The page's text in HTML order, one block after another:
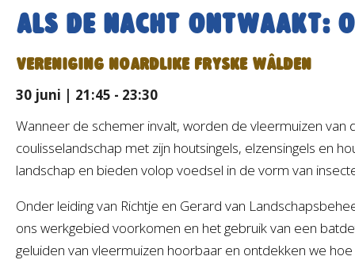
Als de nacht ontwaakt:
VERENIGING NOARDLIKE FRYSKE WÂLDEN
30 juni | 21:45 - 23:30
Wanneer de schemer invalt, worden de vleermuizen
coulisselandschap met zijn houtsingels, elzensingels en
landschap en bieden volop voedsel in de vorm van
Onder leiding van Richtje en Gerard van
ons werkgebied voorkomen en het gebruik van een
geluiden van vleermuizen hoorbaar en ontdekken we